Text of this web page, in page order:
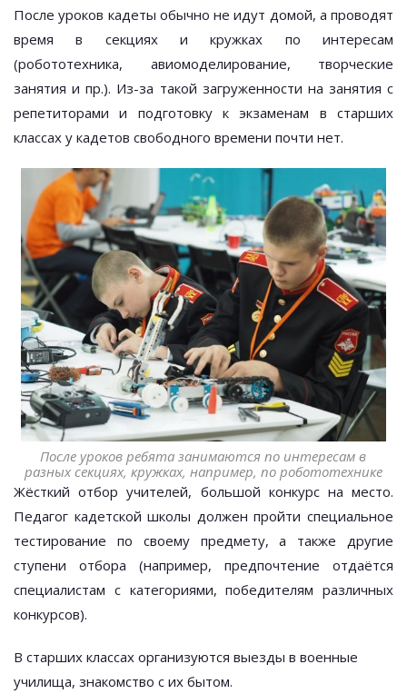
После уроков кадеты обычно не идут домой, а проводят
время в секциях и кружках по интересам
(робототехника, авиомоделирование, творческие
занятия и пр.). Из-за такой загруженности на занятия с
репетиторами и подготовку к экзаменам в старших
классах у кадетов свободного времени почти нет.
После уроков ребята занимаются по интересам в
разных секциях, кружках, например, по робототехнике
Жёсткий отбор учителей, большой конкурс на место.
Педагог кадетской школы должен пройти специальное
тестирование по своему предмету, а также другие
ступени отбора (например, предпочтение отдаётся
специалистам с категориями, победителям различных
конкурсов).
В старших классах организуются выезды в военные
училища, знакомство с их бытом.